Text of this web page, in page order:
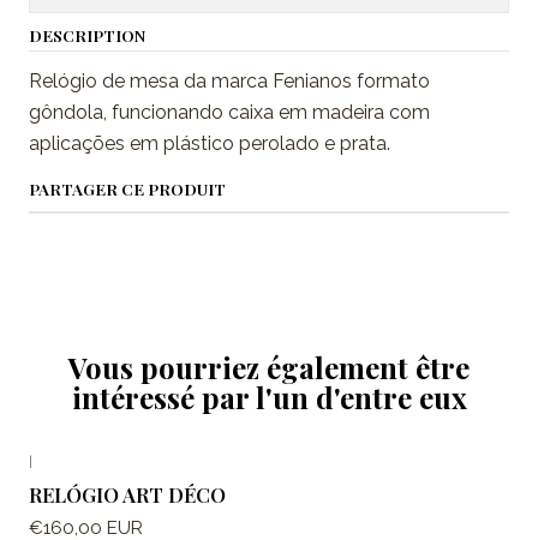
DESCRIPTION
Relógio de mesa da marca Fenianos formato
gôndola, funcionando caixa em madeira com
aplicações em plástico perolado e prata.
PARTAGER CE PRODUIT
Vous pourriez également être
intéressé par l'un d'entre eux
|
RELÓGIO ART DÉCO
€160,00 EUR